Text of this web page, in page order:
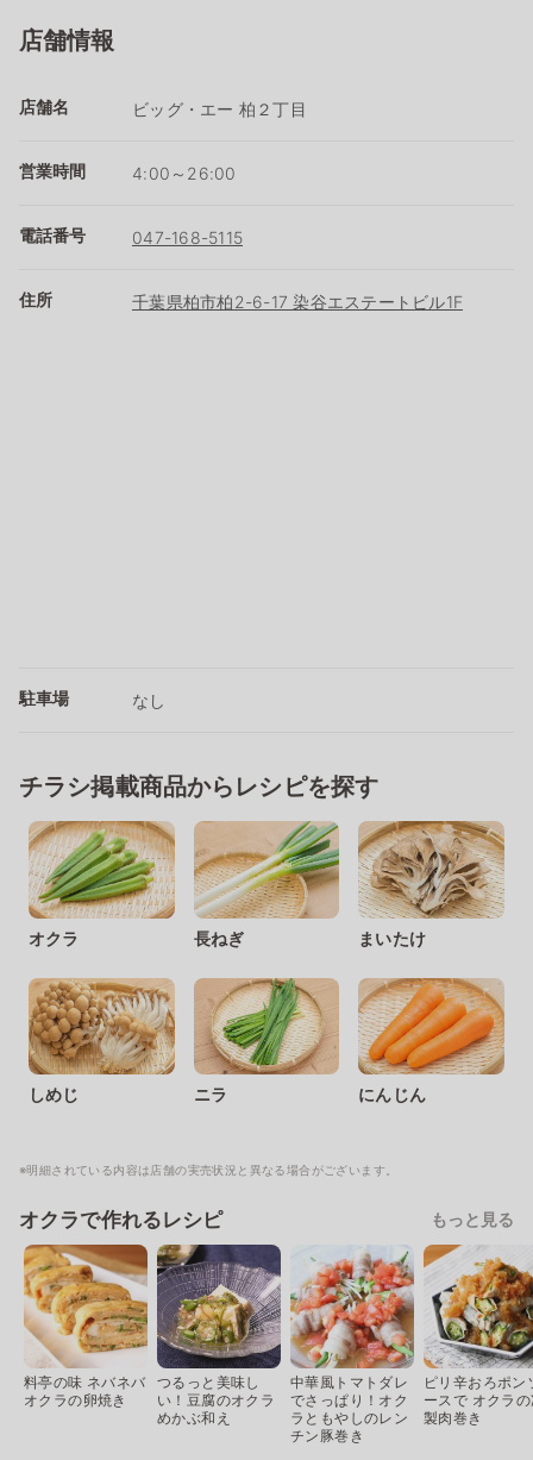
店舗情報
店舗名 ビッグ・エー 柏２丁目
営業時間 4:00～26:00
電話番号 047-168-5115
住所 千葉県柏市柏2-6-17 染谷エステートビル1F
駐車場 なし
チラシ掲載商品からレシピを探す
オクラ 長ねぎ まいたけ
しめじ ニラ にんじん
※明細されている内容は店舗の実売状況と異なる場合がございます。
オクラで作れるレシピ もっと見る
料亭の味 ネバネバ
オクラの卵焼き
つるっと美味し
い！豆腐のオクラ
めかぶ和え
中華風トマトダレ
でさっぱり！オク
ラともやしのレン
チン豚巻き
ピリ辛おろポン
ースで オクラ
製肉巻き